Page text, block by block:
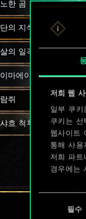
저희 웹
일부 쿠키
쿠키는 선
웹사이트
통해 사
저희 파
경우에는
쿠키 사용
확인할 수
필수
한 곰
의 지식이 담긴 병
의 일격
마에이 음유시인
쥐
흐 척후병